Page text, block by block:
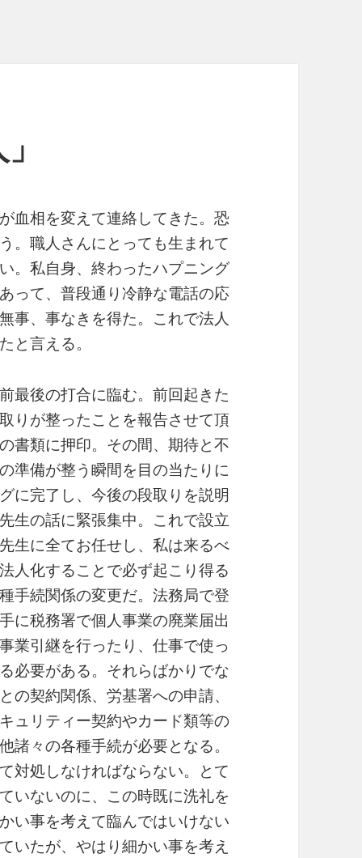
血相を変えて連絡してきた。恐
。職人さんにとっても生まれて
。私自身、終わったハプニング
って、普段通り冷静な電話の応
事、事なきを得た。これで法人
と言える。
最後の打合に臨む。前回起きた
りが整ったことを報告させて頂
書類に押印。その間、期待と不
準備が整う瞬間を目の当たりに
に完了し、今後の段取りを説明
生の話に緊張集中。これで設立
生に全てお任せし、私は来るべ
人化することで必ず起こり得る
手続関係の変更だ。法務局で登
に税務署で個人事業の廃業届出
業引継を行ったり、仕事で使っ
必要がある。それらばかりでな
の契約関係、労基署への申請、
ュリティー契約やカード類等の
諸々の各種手続が必要となる。
対処しなければならない。とて
いないのに、この時既に洗礼を
い事を考えて臨んではいけない
いたが、やはり細かい事を考え